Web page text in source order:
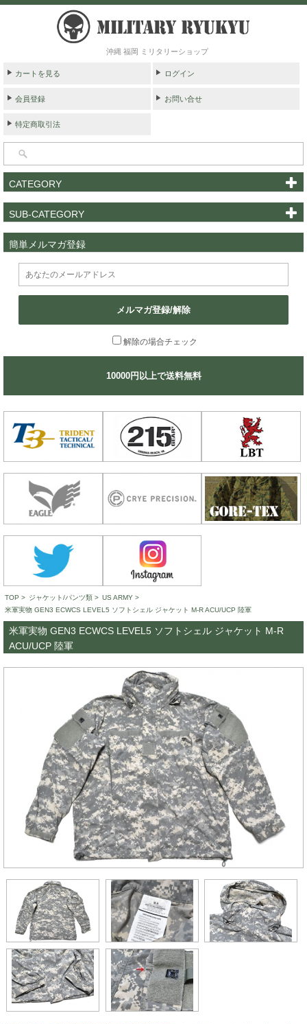
沖縄 福岡 ミリタリーショップ
カートを見る ログイン
会員登録 お問い合せ
特定商取引法
CATEGORY
SUB-CATEGORY
簡単メルマガ登録
メルマガ登録/解除
解除の場合チェック
10000円以上で送料無料
TOP > ジャケット/パンツ類 > US ARMY >
米軍実物 GEN3 ECWCS LEVEL5 ソフトシェル ジャケット M-R ACU/UCP 陸軍
米軍実物 GEN3 ECWCS LEVEL5 ソフトシェル ジャケット M-R
ACU/UCP 陸軍